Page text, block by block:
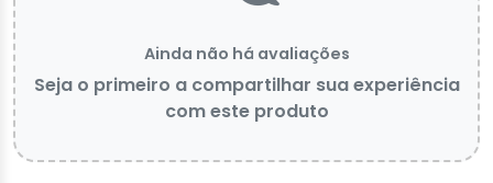
Ainda não há avaliações
Seja o primeiro a compartilhar sua experiência
com este produto